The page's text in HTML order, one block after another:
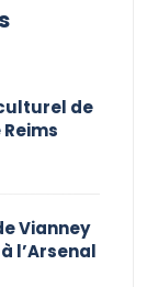
de
Vianney
l’Arsenal